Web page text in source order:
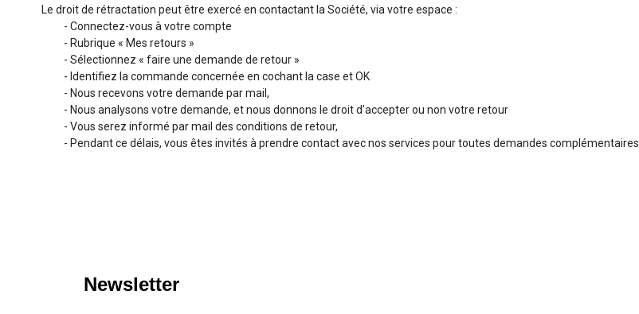
Le droit de rétractation peut être exercé en contactant la Société, via votre espace :
- Connectez-vous à votre compte
- Rubrique « Mes retours »
- Sélectionnez « faire une demande de retour »
- Identifiez la commande concernée en cochant la case et OK
- Nous recevons votre demande par mail,
- Nous analysons votre demande, et nous donnons le droit d’accepter ou non votre retour
- Vous serez informé par mail des conditions de retour,
- Pendant ce délais, vous êtes invités à prendre contact avec nos services pour toutes demandes complémentaires.